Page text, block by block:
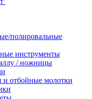
полировальные
инструменты
/ ножницы
и отбойные молотки